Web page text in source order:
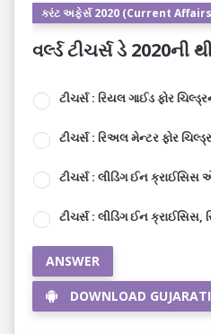
કરંટ અફેર્સ 2020 (Current
વર્લ્ડ ટીચર્સ ડે 2020ની
ટીચર્સ : રિયલ ગાઈડ ફોર
ટીચર્સ : રિઅલ મેન્ટર ફોર
ટીચર્સ : લીડિંગ ઈન ક્રાઈસિસ
ટીચર્સ : લીડિંગ ઈન
ANSWER
DOWNLOAD